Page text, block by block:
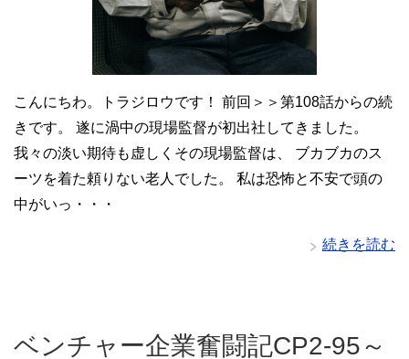
こんにちわ。トラジロウです！ 前回＞＞第108話からの続
きです。 遂に渦中の現場監督が初出社してきました。
我々の淡い期待も虚しくその現場監督は、 ブカブカのス
ーツを着た頼りない老人でした。 私は恐怖と不安で頭の
中がいっ・・・
続きを読む
ベンチャー企業奮闘記CP2-95～